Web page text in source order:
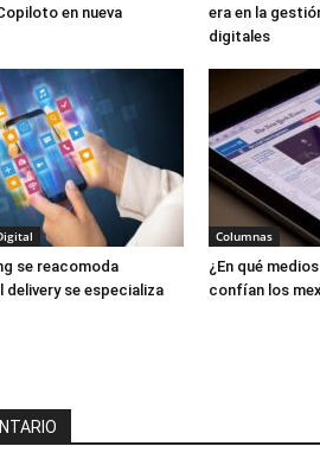
en nueva
era en la
digitales
se reacomoda
delivery se especializa
Columnas
¿En qué
confían los